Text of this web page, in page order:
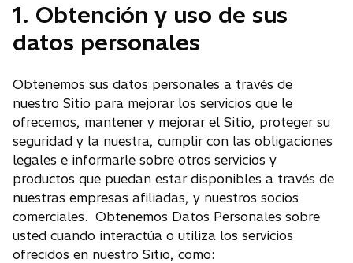
1. Obtención y uso de sus
datos personales
Obtenemos sus datos personales a través de
nuestro Sitio para mejorar los servicios que le
ofrecemos, mantener y mejorar el Sitio, proteger su
seguridad y la nuestra, cumplir con las obligaciones
legales e informarle sobre otros servicios y
productos que puedan estar disponibles a través de
nuestras empresas afiliadas, y nuestros socios
comerciales. Obtenemos Datos Personales sobre
usted cuando interactúa o utiliza los servicios
ofrecidos en nuestro Sitio, como: